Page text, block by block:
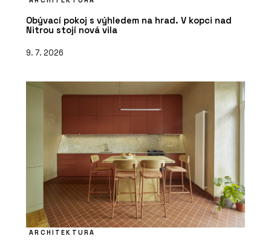
Obývací pokoj s výhledem na hrad. V kopci nad
Nitrou stojí nová vila
9. 7. 2026
ARCHITEKTURA